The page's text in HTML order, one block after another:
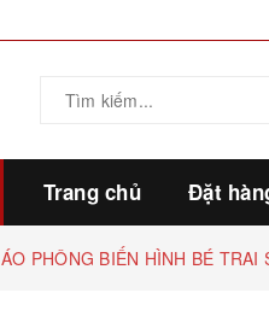
Trang chủ Đặt
ÁO PHÔNG BIẾN HÌNH BÉ